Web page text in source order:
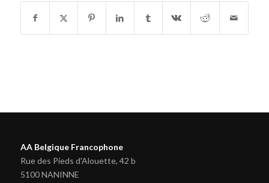
AA Belgique Francophone
Rue des Pieds d'Alouette, 42 b
5100 NANINNE